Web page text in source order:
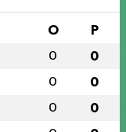
O P
0 0
0 0
0 0